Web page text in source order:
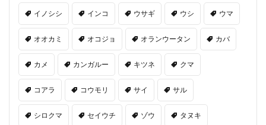
イノシシ インコ ウサギ ウシ ウマ
オオカミ オコジョ オランウータン カバ
カメ カンガルー キツネ クマ
コアラ コウモリ サイ サル
シロクマ セイウチ ゾウ タヌキ